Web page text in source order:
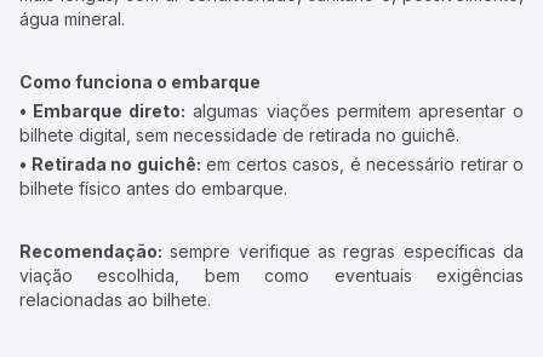
água mineral.
Como funciona o embarque
• Embarque direto: algumas viações permitem apresentar o
bilhete digital, sem necessidade de retirada no guichê.
• Retirada no guichê: em certos casos, é necessário retirar o
bilhete físico antes do embarque.
Recomendação: sempre verifique as regras específicas da
viação escolhida, bem como eventuais exigências
relacionadas ao bilhete.